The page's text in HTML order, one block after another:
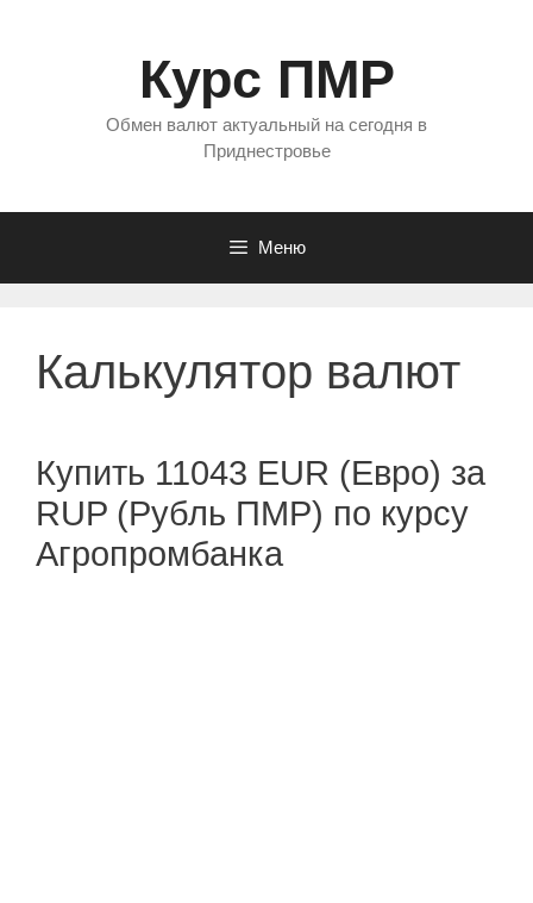
Курс ПМР
Обмен валют актуальный на сегодня в
Приднестровье
Меню
Калькулятор валют
Купить 11043 EUR (Евро) за
RUP (Рубль ПМР) по курсу
Агропромбанка